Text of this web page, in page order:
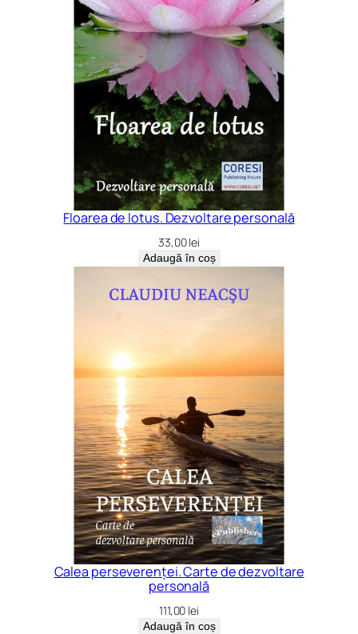
Floarea de lotus. Dezvoltare personală
33,00lei
Adaugă în coș
Calea perseverenței. Carte de dezvoltare
personală
111,00 lei
Adaugă în coș